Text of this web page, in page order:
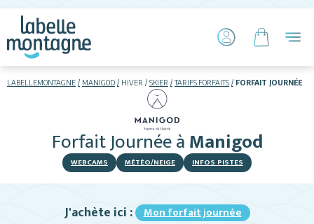
LABELLEMONTAGNE MANIGOD HIVER SKIER TARIFS FORFAITS FORFAIT JOURNÉE
Forfait JournéeàManigod
WEBCAMS MÉTÉO/NEIGE INFOS PISTES
J'achète ici : Mon forfait journée